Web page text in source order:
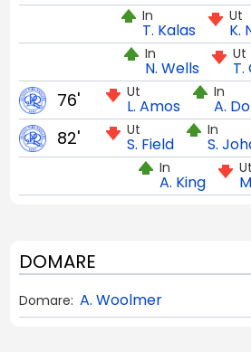
Ut
K.
In
T. Kalas
Ut
T.
In
N. Wells
Ut
L. Amos
In
A.
76'
Ut
S. Field
In
S.
82'
Ut
In
A. King
DOMARE
Domare: A. Woolmer